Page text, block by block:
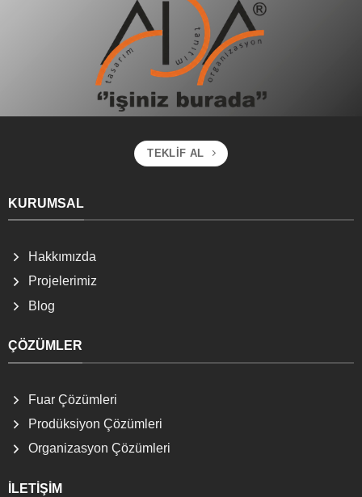
TEKLIF AL
KURUMSAL
Hakkımızda
Projelerimiz
Blog
ÇÖZÜMLER
Fuar Çözümleri
Prodüksiyon Çözümleri
Organizasyon Çözümleri
İLETIŞIM